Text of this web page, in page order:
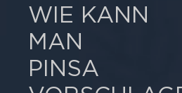
WIE KANN
MAN
PINSA